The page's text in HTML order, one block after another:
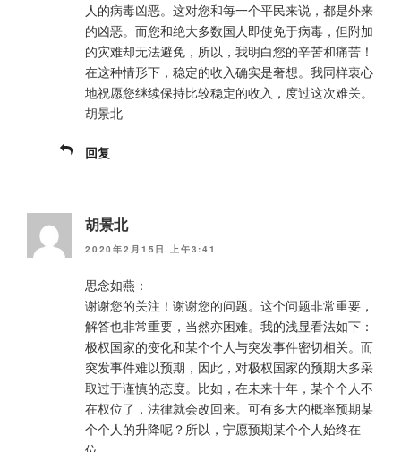
人的病毒凶恶。这对您和每一个平民来说，都是外来
的凶恶。而您和绝大多数国人即使免于病毒，但附加
的灾难却无法避免，所以，我明白您的辛苦和痛苦！
在这种情形下，稳定的收入确实是奢想。我同样衷心
地祝愿您继续保持比较稳定的收入，度过这次难关。
胡景北
回复
胡景北
2020年2月15日 上午3:41
思念如燕：
谢谢您的关注！谢谢您的问题。这个问题非常重要，
解答也非常重要，当然亦困难。我的浅显看法如下：
极权国家的变化和某个个人与突发事件密切相关。而
突发事件难以预期，因此，对极权国家的预期大多采
取过于谨慎的态度。比如，在未来十年，某个个人不
在权位了，法律就会改回来。可有多大的概率预期某
个个人的升降呢？所以，宁愿预期某个个人始终在